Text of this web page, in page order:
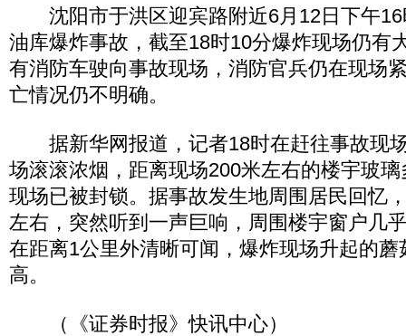
沈阳市于洪区迎宾路附近6月12日下午16
油库爆炸事故，截至18时10分爆炸现场仍有
有消防车驶向事故现场，消防官兵仍在现场
亡情况仍不明确。
据新华网报道，记者18时在赶往事故现
场滚滚浓烟，距离现场200米左右的楼宇玻
现场已被封锁。据事故发生地周围居民回忆
左右，突然听到一声巨响，周围楼宇窗户几
在距离1公里外清晰可闻，爆炸现场升起的
高。
（《证券时报》快讯中心）